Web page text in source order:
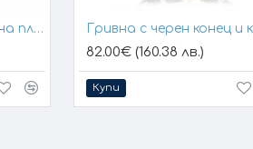
Гривна с конец и златна плочка за гравиране
82.00€ (160.38 лв.)
Купи